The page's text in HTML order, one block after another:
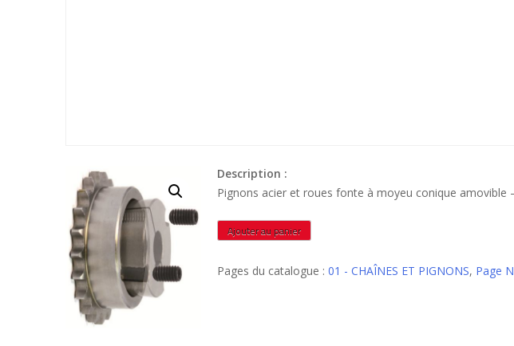
Description :
Pignons acier et roues fonte à moyeu conique amovible
quantité
de
Ajouter au panier
Pages du catalogue : 01 - CHAÎNES ET PIGNONS, Page